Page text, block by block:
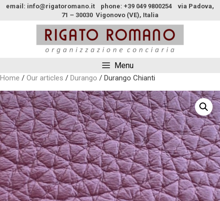
email: info@rigatoromano.it phone: +39 049 9800254 via Padova,
71 – 30030 Vigonovo (VE), Italia
Menu
Home / Our articles / Durango / Durango Chianti